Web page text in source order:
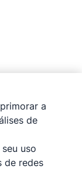
a
de
uso
de redes